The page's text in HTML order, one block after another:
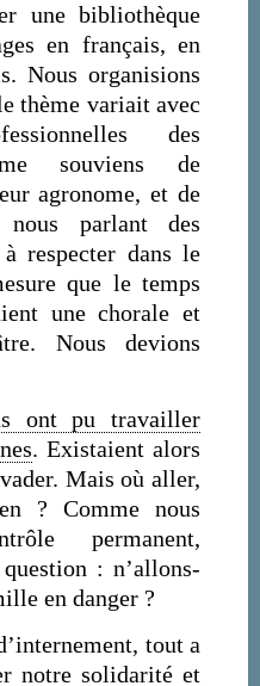
une bibliothèque
en français, en
Nous organisions
thème variait avec
des
souviens de
agronome, et de
nous parlant des
respecter dans le
que le temps
une chorale et
Nous devions
ont pu travailler
. Existaient alors
Mais où aller,
? Comme nous
permanent,
: n’allons-
en danger ?
tout a
notre solidarité et